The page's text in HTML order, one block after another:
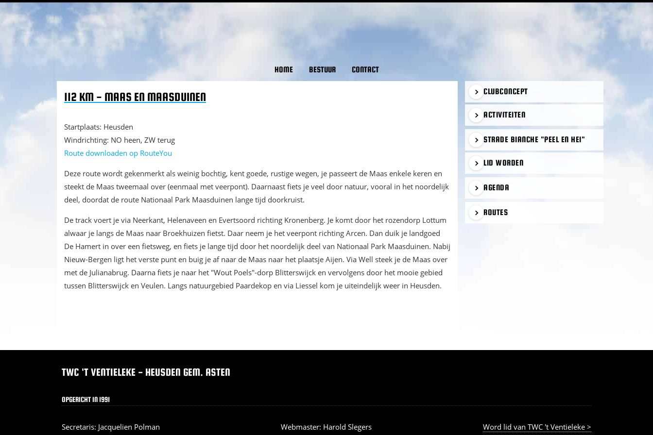
Spring
naar
de
hoofdnavigatie
Door
naar
de
hoofd
Spring
naar
de
eerste
HOME BESTUUR CONTACT
112 KM - MAAS EN MAASDUINEN
Startplaats: Heusden
Windrichting: NO heen, ZW terug
Route downloaden op RouteYou
Deze route wordt gekenmerkt als weinig bochtig, kent goede, rustige wegen, je passeert de Maas enkele keren en
steekt de Maas tweemaal over (eenmaal met veerpont). Daarnaast fiets je veel door natuur, vooral in het noordelijk
deel, doordat de route Nationaal Park Maasduinen lange tijd doorkruist.
De track voert je via Neerkant, Helenaveen en Evertsoord richting Kronenberg. Je komt door het rozendorp Lottum
alwaar je langs de Maas naar Broekhuizen fietst. Daar neem je het veerpont richting Arcen. Dan duik je landgoed
De Hamert in over een fietsweg, en fiets je lange tijd door het noordelijk deel van Nationaal Park Maasduinen. Nabij
Nieuw-Bergen ligt het verste punt en buig je af naar de Maas naar het plaatsje Aijen. Via Well steek je de Maas over
met de Julianabrug. Daarna fiets je naar het "Wout Poels"-dorp Blitterswijck en vervolgens door het mooie gebied
tussen Blitterswijck en Veulen. Langs natuurgebied Paardekop en via Liessel kom je uiteindelijk weer in Heusden.
PRIMAIRE
SIDEBAR
CLUBCONCEPT
ACTIVITEITEN
STRADE BIANCHE "PEEL EN HEI"
LID WORDEN
AGENDA
ROUTES
TWC 'T VENTIELEKE - HEUSDEN GEM. ASTEN
OPGERICHT IN 1991
Secretaris: Jacquelien Polman
Webmaster: Harold Slegers
Word lid van TWC 't Ventieleke >